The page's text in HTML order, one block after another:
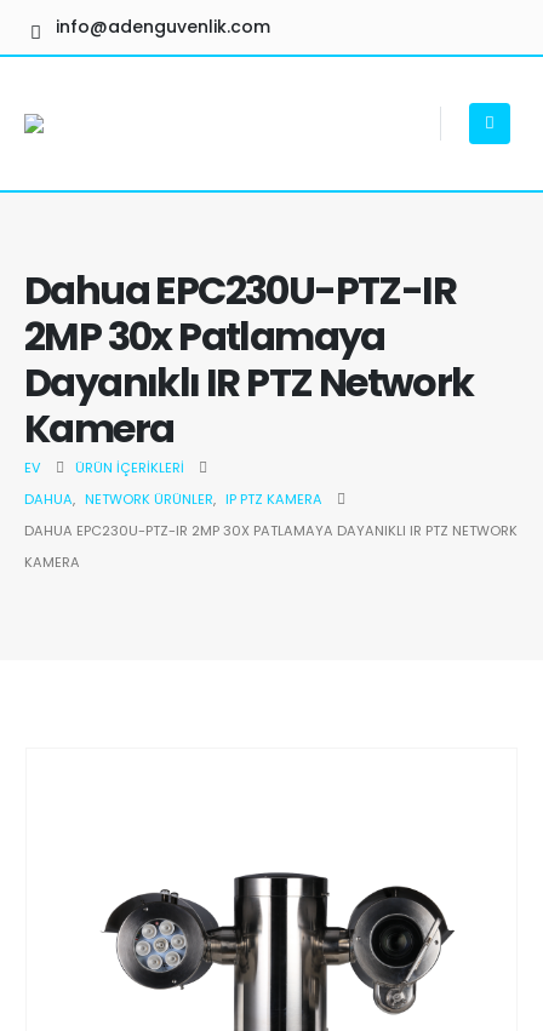
info@adenguvenlik.com
Dahua EPC230U-PTZ-IR
2MP 30x Patlamaya
Dayanıklı IR PTZ Network
Kamera
EV
ÜRÜN İÇERIKLERI
DAHUA, NETWORK ÜRÜNLER, IP PTZ KAMERA
DAHUA EPC230U-PTZ-IR 2MP 30X PATLAMAYA DAYANIKLI IR PTZ NETWORK
KAMERA